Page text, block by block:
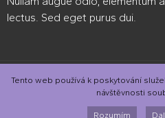
lectus. Sed eget purus dui.
stránek |
Tento web používá k poskytování
návštěvnosti
Rozumím